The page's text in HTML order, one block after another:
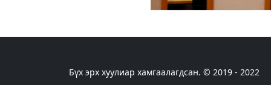
Бүх эрх хуулиар хамгаалагдсан. © 2019 - 2022